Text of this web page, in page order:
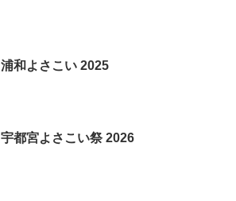
浦和よさこい 2025
宇都宮よさこい祭 2026